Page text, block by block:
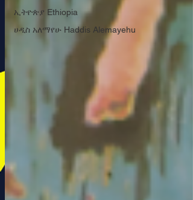
ኢትዮጵያ Ethiopia
ሀዲስ አለማየሁ Haddis Alemayehu